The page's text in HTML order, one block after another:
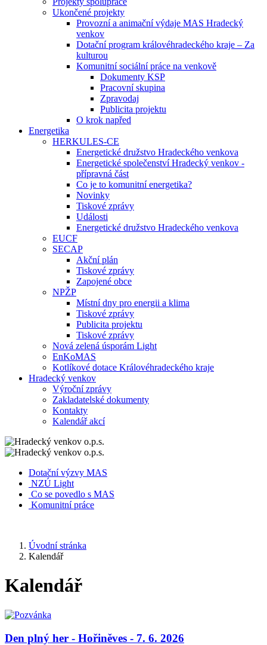
Ukončené projekty
Provozní a animační výdaje MAS Hradecký
venkov
Dotační program královéhradeckého kraje – Za
kulturou
Komunitní sociální práce na venkově
Dokumenty KSP
Pracovní skupina
Zpravodaj
Publicita projektu
O krok napřed
Energetika
HERKULES-CE
Energetické družstvo Hradeckého venkova
Energetické společenství Hradecký venkov -
přípravná část
Co je to komunitní energetika?
Novinky
Tiskové zprávy
Události
Energetické družstvo Hradeckého venkova
EUCF
SECAP
Akční plán
Tiskové zprávy
Zapojené obce
NPŽP
Místní dny pro energii a klima
Tiskové zprávy
Publicita projektu
Tiskové zprávy
Nová zelená úsporám Light
EnKoMAS
Kotlíkové dotace Královéhradeckého kraje
Hradecký venkov
Výroční zprávy
Zakladatelské dokumenty
Kontakty
Kalendář akcí
Dotační výzvy MAS
NZÚ Light
Co se povedlo s MAS
Komunitní práce
Úvodní stránka
Kalendář
Kalendář
Den plný her - Hořiněves - 7. 6. 2026